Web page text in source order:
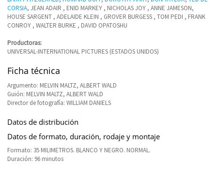
CORSIA, JEAN ADAIR , ENID MARKEY , NICHOLAS JOY , ANNE JAMESON,
HOUSE SARGENT , ADELAIDE KLEIN , GROVER BURGESS , TOM PEDI , FRANK
CONROY , WALTER BURKE , DAVID OPATOSHU
Productoras:
UNIVERSAL-INTERNATIONAL PICTURES (ESTADOS UNIDOS)
Ficha técnica
Argumento: MELVIN MALTZ, ALBERT WALD
Guión: MELVIN MALTZ, ALBERT WALD
Director de fotografía: WILLIAM DANIELS
Datos de distribución
Datos de formato, duración, rodaje y montaje
Formato: 35 MILIMETROS. BLANCO Y NEGRO. NORMAL.
Duración: 96 minutos